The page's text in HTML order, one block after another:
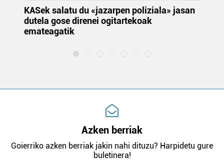
KASek salatu du «jazarpen poliziala» jasan
dutela gose direnei ogitartekoak
emateagatik
Azken berriak
Goierriko azken berriak jakin nahi dituzu? Harpidetu gure
buletinera!